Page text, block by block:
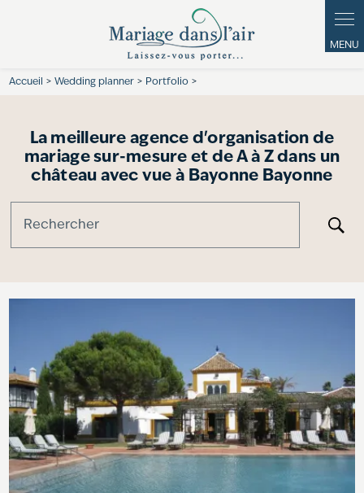
Accueil >Wedding planner > Portfolio >
La meilleure agence d'organisation de
mariage sur-mesure et de A à Z dans un
château avec vue à Bayonne Bayonne
Rechercher
Panneau de gestion des cookies